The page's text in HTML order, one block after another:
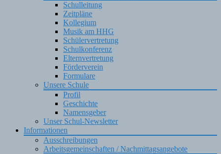
Schulleitung
Zeitpläne
Kollegium
Musik am HHG
Schülervertretung
Schulkonferenz
Elternvertretung
Förderverein
Formulare
Unsere Schule
Profil
Geschichte
Namensgeber
Unser Schul-Newsletter
Informationen
Ausschreibungen
Arbeitsgemeinschaften / Nachmittagsangebote